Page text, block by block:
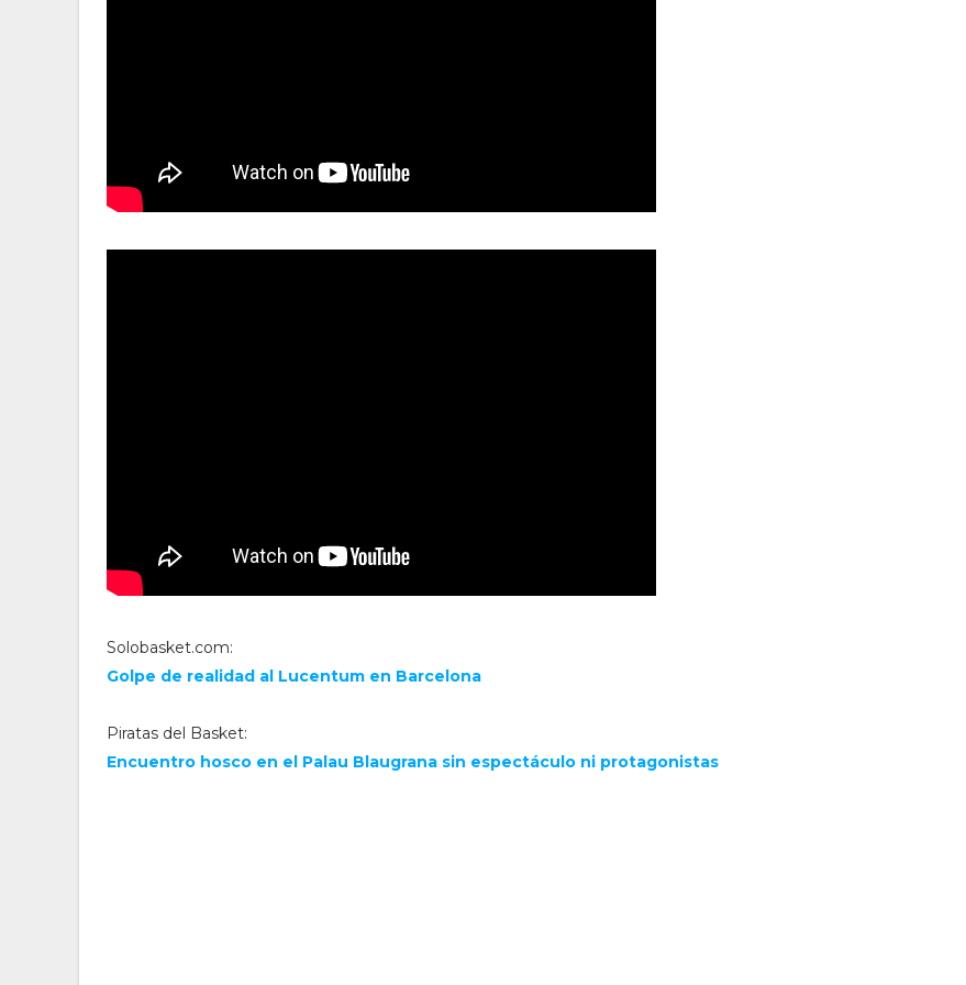
Solobasket.com:
Golpe de realidad al Lucentum en Barcelona
Piratas del Basket:
Encuentro hosco en el Palau Blaugrana sin espectáculo ni protagonistas